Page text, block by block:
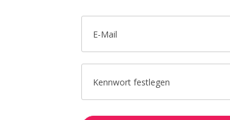
E-Mail
Kennwort festlegen